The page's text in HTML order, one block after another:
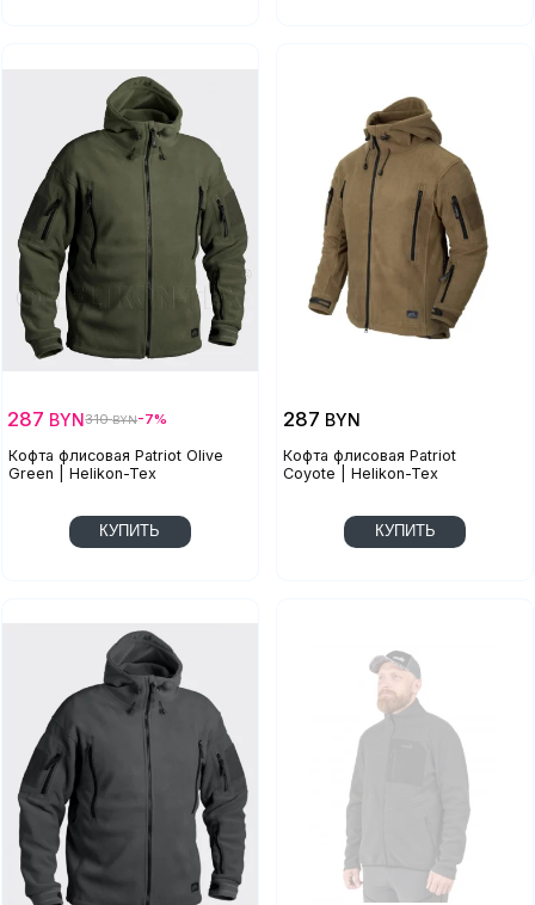
Кофта флисовая Patriot Olive
Green | Helikon-Tex
287 BYN310BYN-7%
КУПИТЬ
Кофта флисовая Patriot
Coyote | Helikon-Tex
287 BYN
КУПИТЬ